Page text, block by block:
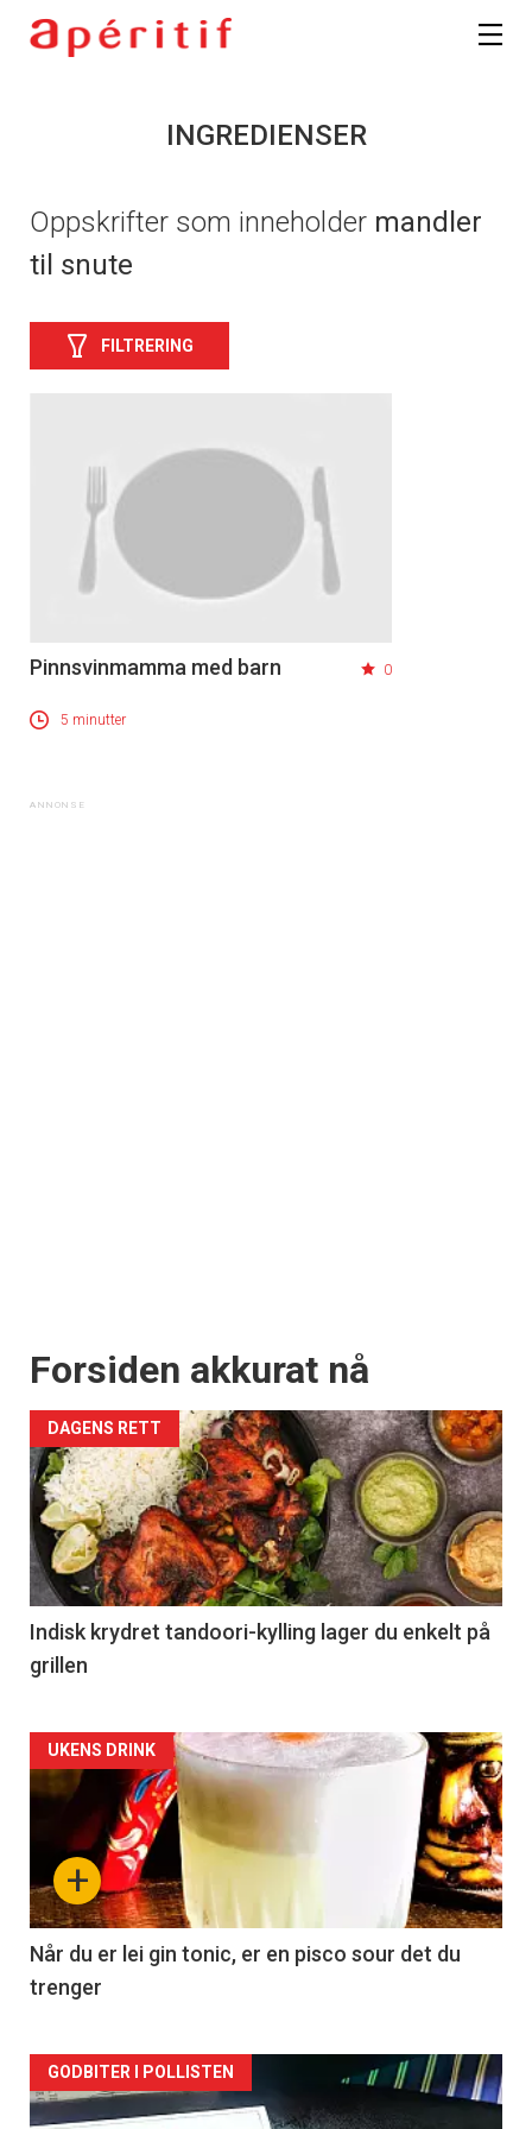
INGREDIENSER
Oppskrifter som inneholder mandler
til snute
FILTRERING
Pinnsvinmamma med barn 0
5 minutter
Forsiden akkurat nå
DAGENS RETT
Indisk krydret tandoori-kylling lager du enkelt på
grillen
Forsiden
akkurat
nå
-
2
+
UKENS DRINK
Når du er lei gin tonic, er en pisco sour det du
trenger
Forsiden
GODBITER I POLLISTEN